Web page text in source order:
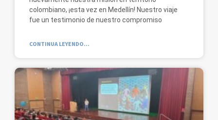
colombiano, ¡esta vez en Medellín! Nuestro viaje
fue un testimonio de nuestro compromiso
CONTINUA LEYENDO...